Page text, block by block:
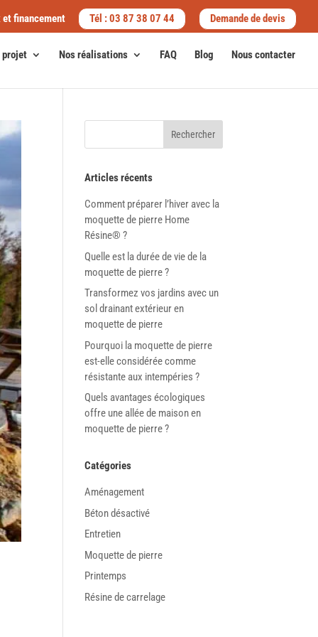
financement Tél : 03 87 38 07 44 Demande de devis
projet Nos réalisations FAQ Blog Nous contacter
Rechercher
Articles récents
Comment préparer l’hiver avec la
moquette de pierre Home
Résine® ?
Quelle est la durée de vie de la
moquette de pierre ?
Transformez vos jardins avec un
sol drainant extérieur en
moquette de pierre
Pourquoi la moquette de pierre
est-elle considérée comme
résistante aux intempéries ?
Quels avantages écologiques
offre une allée de maison en
moquette de pierre ?
Catégories
Aménagement
Béton désactivé
Entretien
Moquette de pierre
Printemps
Résine de carrelage